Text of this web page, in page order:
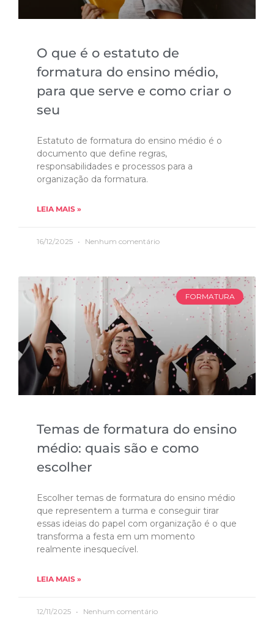
O que é o estatuto de
formatura do ensino médio,
para que serve e como criar o
seu
Estatuto de formatura do ensino médio é o
documento que define regras,
responsabilidades e processos para a
organização da formatura.
LEIA MAIS »
16/12/2025 Nenhum comentário
FORMATURA
Temas de formatura do ensino
médio: quais são e como
escolher
Escolher temas de formatura do ensino médio
que representem a turma e conseguir tirar
essas ideias do papel com organização é o que
transforma a festa em um momento
realmente inesquecível.
LEIA MAIS »
12/11/2025 Nenhum comentário